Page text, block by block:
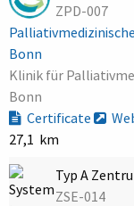
ZPD-007
Bonn
Klinik für
Bonn
Certificate
27,1 km
Typ A
ZSE-014